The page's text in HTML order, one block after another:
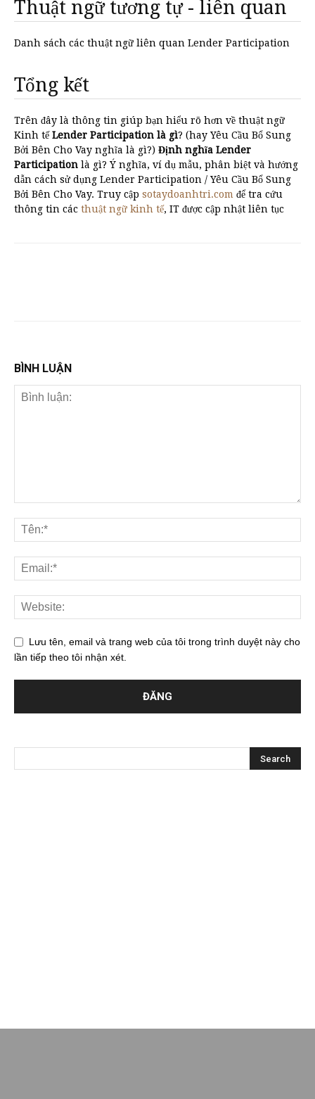
Thuật ngữ tương tự - liên quan
Danh sách các thuật ngữ liên quan Lender Participation
Tổng kết
Trên đây là thông tin giúp bạn hiểu rõ hơn về thuật ngữ
Kinh tếLender Participation là gì? (hay Yêu Cầu Bổ Sung
Bởi Bên Cho Vay nghĩa là gì?) Định nghĩa Lender
Participation là gì? Ý nghĩa, ví dụ mẫu, phân biệt và hướng
dẫn cách sử dụng Lender Participation / Yêu Cầu Bổ Sung
Bởi Bên Cho Vay. Truy cập sotaydoanhtri.com để tra cứu
thông tin các thuật ngữ kinh tế, IT được cập nhật liên tục
BÌNH LUẬN
Lưu tên, email và trang web của tôi trong trình duyệt này cho
lần tiếp theo tôi nhận xét.